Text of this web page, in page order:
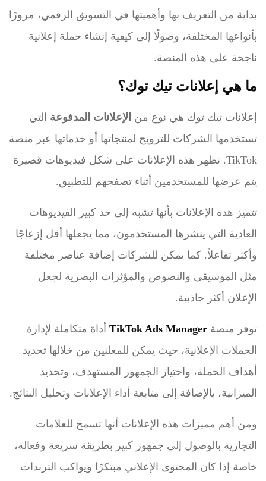
بداية من التعريف بها وأهميتها في التسويق الرقمي، مرورًا
بأنواعها المختلفة، وصولًا إلى كيفية إنشاء حملة إعلانية
ناجحة على هذه المنصة.
ما هي إعلانات تيك توك؟
إعلانات تيك توك هي نوع من الإعلانات المدفوعة التي
تستخدمها الشركات للترويج لمنتجاتها أو خدماتها عبر منصة
TikTok. تظهر هذه الإعلانات على شكل فيديوهات قصيرة
يتم عرضها للمستخدمين أثناء تصفحهم للتطبيق.
تتميز هذه الإعلانات بأنها تشبه إلى حد كبير الفيديوهات
العادية التي ينشرها المستخدمون، مما يجعلها أقل إزعاجًا
وأكثر تفاعلاً. كما يمكن للشركات إضافة عناصر مختلفة
مثل الموسيقى والنصوص والمؤثرات البصرية لجعل
الإعلان أكثر جاذبية.
توفر منصة TikTok Ads Manager أداة متكاملة لإدارة
الحملات الإعلانية، حيث يمكن للمعلنين من خلالها تحديد
أهداف الحملة، واختيار الجمهور المستهدف، وتحديد
الميزانية، بالإضافة إلى متابعة أداء الإعلانات وتحليل النتائج.
ومن أهم مميزات هذه الإعلانات أنها تسمح للعلامات
التجارية بالوصول إلى جمهور كبير بطريقة سريعة وفعالة،
خاصة إذا كان المحتوى الإعلاني مبتكرًا ويواكب الترندات